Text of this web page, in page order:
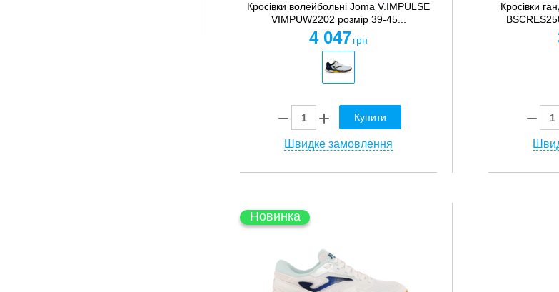
Кросівки волейбольні Joma V.IMPULSE
VIMPUW2202 розмір 39-45...
4 047 грн
Купити
Швидке замовлення
Кросівки
Новинка